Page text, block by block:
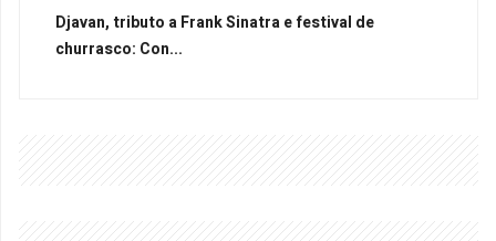
Djavan, tributo a Frank Sinatra e festival de
churrasco: Con...